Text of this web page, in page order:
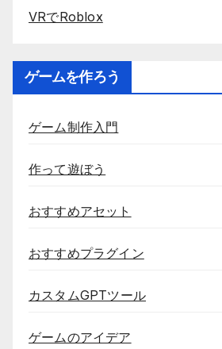
VRでRoblox
ゲームを作ろう
ゲーム制作入門
作って遊ぼう
おすすめアセット
おすすめプラグイン
カスタムGPTツール
ゲームのアイデア